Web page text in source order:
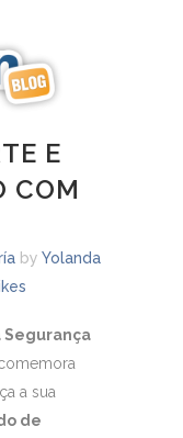
E
COM
by Yolanda
Segurança
a sua
de